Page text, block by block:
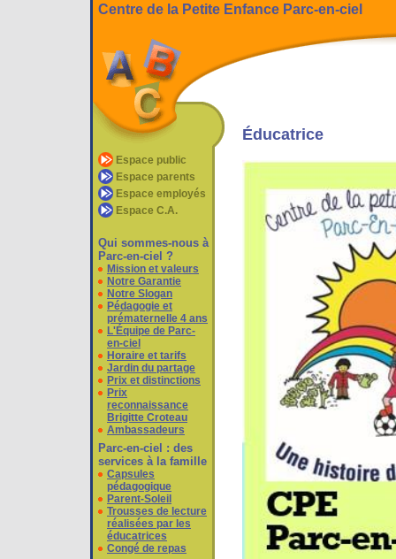
Centre de la Petite Enfance Parc-en-ciel
Espace public
Espace parents
Espace employés
Espace C.A.
Qui sommes-nous à
Parc-en-ciel ?
Mission et valeurs
Notre Garantie
Notre Slogan
Pédagogie et
prématernelle 4 ans
L'Équipe de Parc-
en-ciel
Horaire et tarifs
Jardin du partage
Prix et distinctions
Prix
reconnaissance
Brigitte Croteau
Ambassadeurs
Parc-en-ciel : des
services à la famille
Capsules
pédagogique
Parent-Soleil
Trousses de lecture
réalisées par les
éducatrices
Congé de repas
Éducatrice